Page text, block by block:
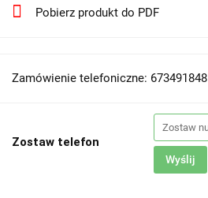
Pobierz produkt do PDF
Zamówienie telefoniczne: 673491848
Zostaw telefon
Wyślij